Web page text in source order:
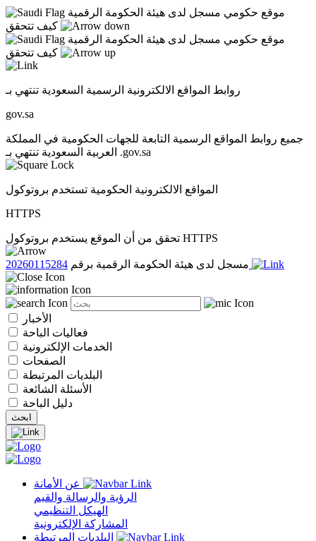
موقع حكومي مسجل لدى هيئة الحكومة الرقمية
موقع حكومي مسجل لدى هيئة الحكومة الرقمية
روابط المواقع الالكترونية الرسمية السعودية تنتهي بـ
gov.sa
جميع روابط المواقع الرسمية التابعة للجهات الحكومية في المملكة
العربية السعودية تنتهي بـ .gov.sa
المواقع الالكترونية الحكومية تستخدم بروتوكول
HTTPS
تحقق من أن الموقع يستخدم بروتوكول HTTPS
مسجل لدى هيئة الحكومة الرقمية برقم
الأخبار
فعاليات الباحة
الخدمات الإلكترونية
الصفحات
البلديات المرتبطة
الأسئلة الشائعة
دليل الباحة
الرؤية والرسالة والقيم
الهيكل التنظيمي
المشاركة الإلكترونية